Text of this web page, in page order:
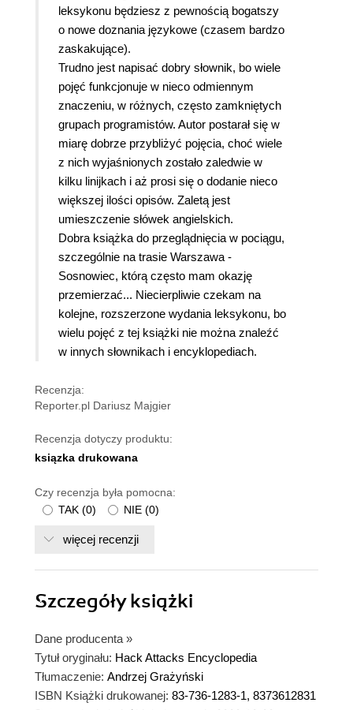
leksykonu będziesz z pewnością bogatszy
o nowe doznania językowe (czasem bardzo
zaskakujące).
Trudno jest napisać dobry słownik, bo wiele
pojęć funkcjonuje w nieco odmiennym
znaczeniu, w różnych, często zamkniętych
grupach programistów. Autor postarał się w
miarę dobrze przybliżyć pojęcia, choć wiele
z nich wyjaśnionych zostało zaledwie w
kilku linijkach i aż prosi się o dodanie nieco
większej ilości opisów. Zaletą jest
umieszczenie słówek angielskich.
Dobra książka do przeglądnięcia w pociągu,
szczególnie na trasie Warszawa -
Sosnowiec, którą często mam okazję
przemierzać... Niecierpliwie czekam na
kolejne, rozszerzone wydania leksykonu, bo
wielu pojęć z tej książki nie można znaleźć
w innych słownikach i encyklopediach.
Recenzja:
Reporter.pl Dariusz Majgier
Recenzja dotyczy produktu:
ksiązka drukowana
Czy recenzja była pomocna:
TAK (0) NIE (0)
więcej recenzji
Szczegółyksiążki
Dane producenta »
Tytuł oryginału: Hack Attacks Encyclopedia
Tłumaczenie: Andrzej Grażyński
ISBN Książki drukowanej: 83-736-1283-1, 8373612831